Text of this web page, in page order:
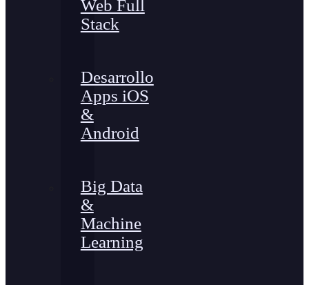
Web Full
Stack
Desarrollo
Apps iOS
&
Android
Big Data
&
Machine
Learning